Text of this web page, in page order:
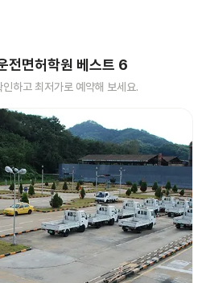
전면허학원 베스트 6
하고 최저가로 예약해 보세요.